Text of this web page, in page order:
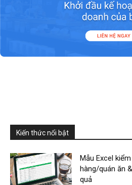
Kiến thức nổi bật
Mẫu Excel
hàng/quán ăn
quả